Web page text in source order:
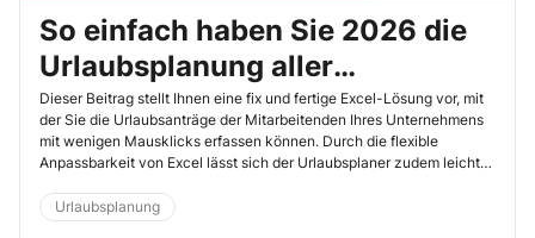
So einfach haben Sie 2026 die
Urlaubsplanung aller
Mitarbeitenden im Blick
Dieser Beitrag stellt Ihnen eine fix und fertige Excel-Lösung vor, mit
der Sie die Urlaubsanträge der Mitarbeitenden Ihres Unternehmens
mit ­wenigen Mausklicks erfassen können. Durch die flexible
Anpassbarkeit von Excel lässt sich der Urlaubsplaner zudem leicht
Urlaubsplanung